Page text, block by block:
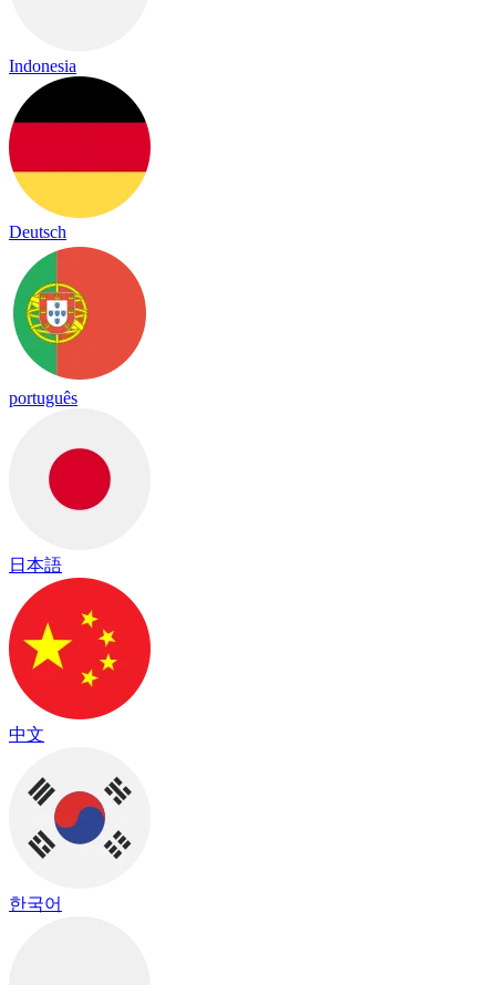
Indonesia
Deutsch
português
日本語
中文
한국어